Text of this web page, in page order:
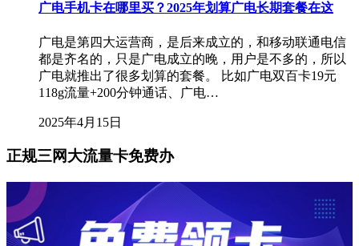
广电手机卡在哪里买？2025年划算广电长期套餐在这
广电是第四大运营商，是后来成立的，和移动联通电信
都是齐名的，只是广电成立的晚，用户是不多的，所以
广电就推出了很多划算的套餐。 比如广电双百卡19元
118g流量+200分钟通话、广电…
2025年4月15日
正规三网大流量卡免费办